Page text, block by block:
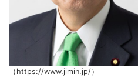
（https://www.jimin.jp/）